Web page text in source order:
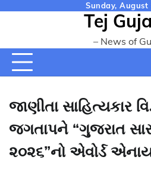
Sunday, August
Tej
– News of
જાણીતા સાહિત્યકાર
જગતાપને “ગુજરાત
૨૦૨૬”નો એવોર્ડ